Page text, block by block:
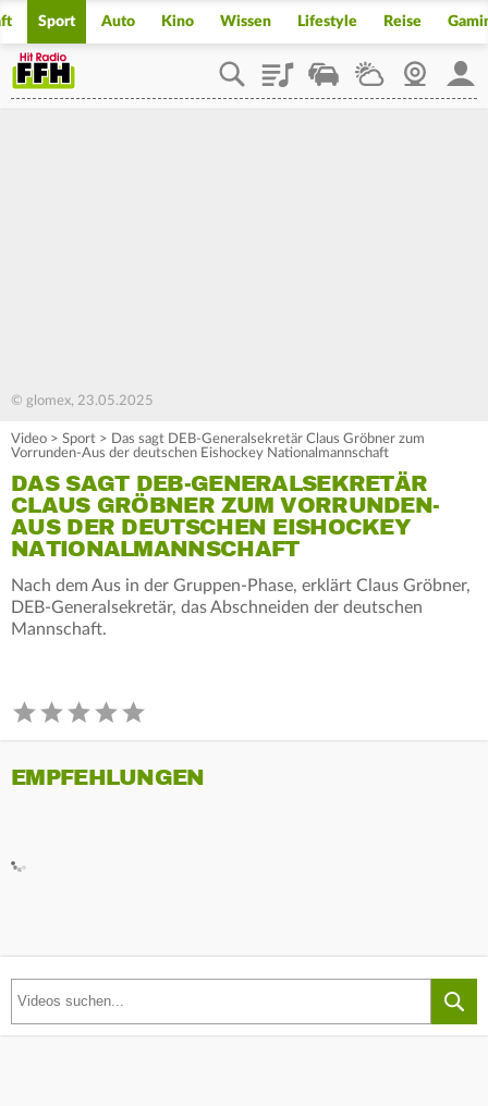
Sport Auto Kino Wissen Lifestyle Reise
PlaylistStaupilotWetterWebcam
© glomex, 23.05.2025
Video > Sport > Das sagt DEB-Generalsekretär Claus Gröbner zum
Vorrunden-Aus der deutschen Eishockey Nationalmannschaft
DAS SAGT DEB-GENERALSEKRETÄR
CLAUS GRÖBNER ZUM VORRUNDEN-
AUS DER DEUTSCHEN EISHOCKEY
NATIONALMANNSCHAFT
Nach dem Aus in der Gruppen-Phase, erklärt Claus Gröbner,
DEB-Generalsekretär, das Abschneiden der deutschen
Mannschaft.
EMPFEHLUNGEN